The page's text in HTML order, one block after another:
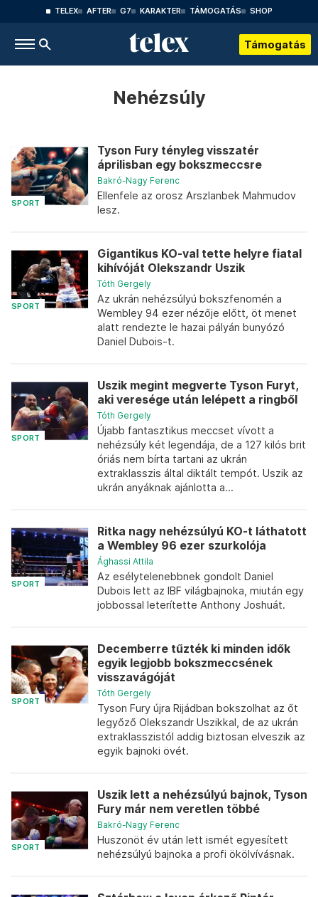
TELEX AFTER G7 KARAKTER TÁMOGATÁS SHOP
Támogatás
Nehézsúly
SPORT
Tyson Fury tényleg visszatér
áprilisban egy bokszmeccsre
Bakró-Nagy Ferenc
Ellenfele az orosz Arszlanbek Mahmudov
lesz.
SPORT
Gigantikus KO-val tette helyre fiatal
kihívóját Olekszandr Uszik
Tóth Gergely
Az ukrán nehézsúlyú bokszfenomén a
Wembley 94 ezer nézője előtt, öt menet
alatt rendezte le hazai pályán bunyózó
Daniel Dubois-t.
SPORT
Uszik megint megverte Tyson Furyt,
aki veresége után lelépett a ringből
Tóth Gergely
Újabb fantasztikus meccset vívott a
nehézsúly két legendája, de a 127 kilós brit
óriás nem bírta tartani az ukrán
extraklasszis által diktált tempót. Uszik az
ukrán anyáknak ajánlotta a...
SPORT
Ritka nagy nehézsúlyú KO-t láthatott
a Wembley 96 ezer szurkolója
Ághassi Attila
Az esélytelenebbnek gondolt Daniel
Dubois lett az IBF világbajnoka, miután egy
jobbossal leterítette Anthony Joshuát.
SPORT
Decemberre tűzték ki minden idők
egyik legjobb bokszmeccsének
visszavágóját
Tóth Gergely
Tyson Fury újra Rijádban bokszolhat az őt
legyőző Olekszandr Uszikkal, de az ukrán
extraklasszistól addig biztosan elveszik az
egyik bajnoki övét.
SPORT
Uszik lett a nehézsúlyú bajnok, Tyson
Fury már nem veretlen többé
Bakró-Nagy Ferenc
Huszonöt év után lett ismét egyesített
nehézsúlyú bajnoka a profi ökölvívásnak.